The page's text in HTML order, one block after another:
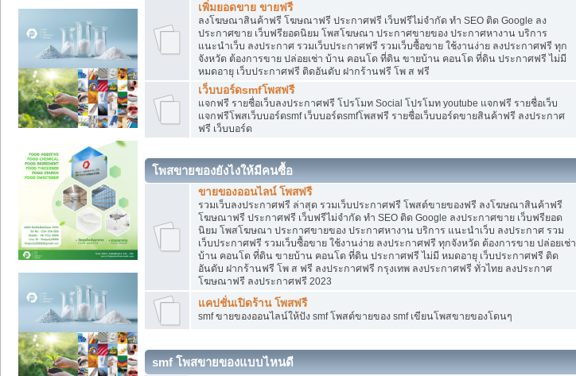
เพิ่มยอดขาย ขายฟรี
ลงโฆษณาสินค้าฟรี โฆษณาฟรี ประกาศฟรี เว็บฟรีไม่จำกัด ทำ SEO ติด Google ลง
ประกาศขาย เว็บฟรียอดนิยม โพสโฆษณา ประกาศขายของ ประกาศหางาน บริการ
แนะนำเว็บ ลงประกาศ รวมเว็บประกาศฟรี รวมเว็บซื้อขาย ใช้งานง่าย ลงประกาศฟรี ทุก
จังหวัด ต้องการขาย ปล่อยเช่า บ้าน คอนโด ที่ดิน ขายบ้าน คอนโด ที่ดิน ประกาศฟรี ไม่มี
หมดอายุ เว็บประกาศฟรี ติดอันดับ ฝากร้านฟรี โพ ส ฟรี
เว็บบอร์ดsmfโพสฟรี
แจกฟรี รายชื่อเว็บลงประกาศฟรี โปรโมท Social โปรโมท youtube แจกฟรี รายชื่อเว็บ
แจกฟรีโพสเว็บบอร์ดsmf เว็บบอร์ดsmfโพสฟรี รายชื่อเว็บบอร์ดขายสินค้าฟรี ลงประกาศ
ฟรี เว็บบอร์ด
โพสขายของยังไงให้มีคนซื้อ
ขายของออนไลน์ โพสฟรี
รวมเว็บลงประกาศฟรี ล่าสุด รวมเว็บประกาศฟรี โพสต์ขายของฟรี ลงโฆษณาสินค้าฟรี
โฆษณาฟรี ประกาศฟรี เว็บฟรีไม่จำกัด ทำ SEO ติด Google ลงประกาศขาย เว็บฟรียอด
นิยม โพสโฆษณา ประกาศขายของ ประกาศหางาน บริการ แนะนำเว็บ ลงประกาศ รวม
เว็บประกาศฟรี รวมเว็บซื้อขาย ใช้งานง่าย ลงประกาศฟรี ทุกจังหวัด ต้องการขาย ปล่อยเช่า
บ้าน คอนโด ที่ดิน ขายบ้าน คอนโด ที่ดิน ประกาศฟรี ไม่มี หมดอายุ เว็บประกาศฟรี ติด
อันดับ ฝากร้านฟรี โพ ส ฟรี ลงประกาศฟรี กรุงเทพ ลงประกาศฟรี ทั่วไทย ลงประกาศ
โฆษณาฟรี ลงประกาศฟรี 2023
แคปชั่นเปิดร้าน โพสฟรี
smf ขายของออนไลน์ให้ปัง smf โพสต์ขายของ smf เขียนโพสขายของโดนๆ
smf โพสขายของแบบไหนดี